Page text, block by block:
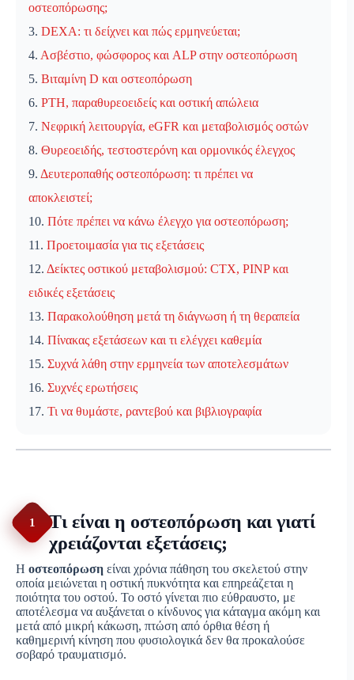
οστεοπόρωσης;
3. DEXA: τι δείχνει και πώς ερμηνεύεται;
4. Ασβέστιο, φώσφορος και ALP στην οστεοπόρωση
5. Βιταμίνη D και οστεοπόρωση
6. PTH, παραθυρεοειδείς και οστική απώλεια
7. Νεφρική λειτουργία, eGFR και μεταβολισμός οστών
8. Θυρεοειδής, τεστοστερόνη και ορμονικός έλεγχος
9. Δευτεροπαθής οστεοπόρωση: τι πρέπει να
αποκλειστεί;
10. Πότε πρέπει να κάνω έλεγχο για οστεοπόρωση;
11. Προετοιμασία για τις εξετάσεις
12. Δείκτες οστικού μεταβολισμού: CTX, PINP και
ειδικές εξετάσεις
13. Παρακολούθηση μετά τη διάγνωση ή τη θεραπεία
14. Πίνακας εξετάσεων και τι ελέγχει καθεμία
15. Συχνά λάθη στην ερμηνεία των αποτελεσμάτων
16. Συχνές ερωτήσεις
17. Τι να θυμάστε, ραντεβού και βιβλιογραφία
1
Τι είναι η οστεοπόρωση και γιατί
χρειάζονται εξετάσεις;
Η οστεοπόρωση είναι χρόνια πάθηση του σκελετού στην
οποία μειώνεται η οστική πυκνότητα και επηρεάζεται η
ποιότητα του οστού. Το οστό γίνεται πιο εύθραυστο, με
αποτέλεσμα να αυξάνεται ο κίνδυνος για κάταγμα ακόμη και
μετά από μικρή κάκωση, πτώση από όρθια θέση ή
καθημερινή κίνηση που φυσιολογικά δεν θα προκαλούσε
σοβαρό τραυματισμό.